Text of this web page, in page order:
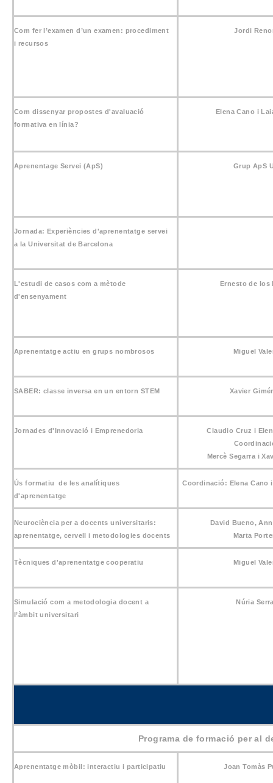
Com fer l’examen d’un examen: procediment
i recursos
Jordi
Com dissenyar propostes d'avaluació
formativa en línia?
Elena Cano i
Aprenentage Servei (ApS) Grup ApS
Jornada: Experiències d'aprenentatge servei
a la Universitat de Barcelona
L'estudi de casos com a mètode
d'ensenyament
Ernesto de los
Aprenentatge actiu en grups nombrosos Miguel
SABER: classe inversa en un entorn STEM Xavier
Jornades d'Innovació i Emprenedoria
Claudio Cruz i
Mercè Segarra i
Ús formatiu de les analítiques
d'aprenentatge
Coordinació: Elena Cano
Neurociència per a docents universitaris:
aprenentatge, cervell i metodologies docents
David Bueno,
Marta
Tècniques d'aprenentatge cooperatiu Miguel
Simulació com a metodologia docent a
l’àmbit universitari
Núria
Programa de formació per al
Aprenentatge mòbil: interactiu i participatiu Joan Tomàs